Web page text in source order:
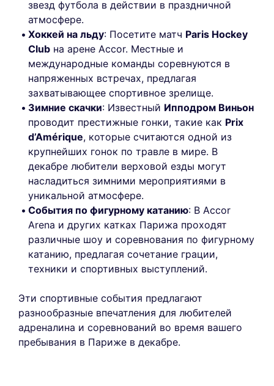
звезд футбола в действии в праздничной
атмосфере.
Хоккей на льду: Посетите матч Paris Hockey
Club на арене Accor. Местные и
международные команды соревнуются в
напряженных встречах, предлагая
захватывающее спортивное зрелище.
Зимние скачки: Известный Ипподром Виньон
проводит престижные гонки, такие как Prix
d’Amérique, которые считаются одной из
крупнейших гонок по травле в мире. В
декабре любители верховой езды могут
насладиться зимними мероприятиями в
уникальной атмосфере.
События по фигурному катанию: В Accor
Arena и других катках Парижа проходят
различные шоу и соревнования по фигурному
катанию, предлагая сочетание грации,
техники и спортивных выступлений.
Эти спортивные события предлагают
разнообразные впечатления для любителей
адреналина и соревнований во время вашего
пребывания в Париже в декабре.